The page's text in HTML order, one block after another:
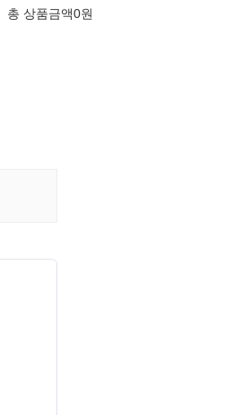
총 상품금액0원